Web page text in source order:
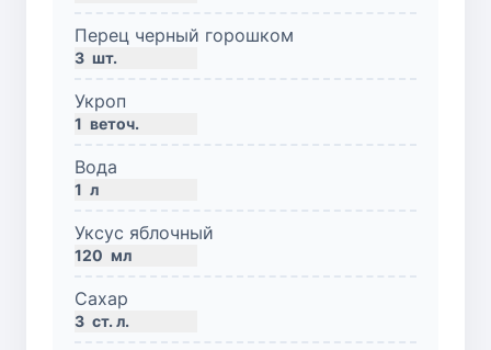
Перец черный горошком
3 шт.
Укроп
1 веточ.
Вода
1 л
Уксус яблочный
120 мл
Сахар
3 ст. л.